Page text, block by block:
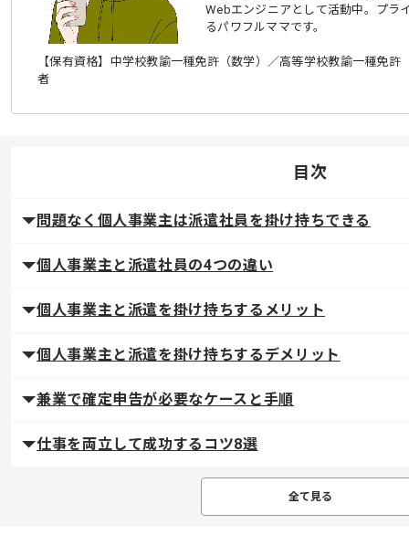
Webエンジニアとして活動中。プラ
るパワフルママです。
【保有資格】中学校教諭一種免許（数学）／高等学校教諭一種免
者
目次
問題なく個人事業主は派遣社員を掛け持ちできる
個人事業主と派遣社員の4つの違い
個人事業主と派遣を掛け持ちするメリット
個人事業主と派遣を掛け持ちするデメリット
兼業で確定申告が必要なケースと手順
仕事を両立して成功するコツ8選
全て見る